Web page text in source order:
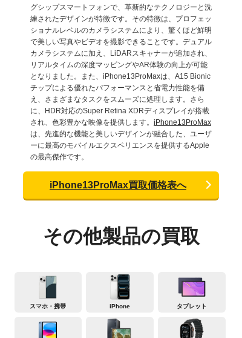
グシップスマートフォンで、革新的なテクノロジーと洗
練されたデザインが特徴です。その特徴は、プロフェッ
ショナルレベルのカメラシステムにより、驚くほど鮮明
で美しい写真やビデオを撮影できることです。デュアル
カメラシステムに加え、LiDARスキャナーが追加され、
リアルタイムの深度マッピングやAR体験の向上が可能
となりました。また、iPhone13ProMaxは、A15 Bionic
チップによる優れたパフォーマンスと省電力性能を備
え、さまざまなタスクをスムーズに処理します。さら
に、HDR対応のSuper Retina XDRディスプレイが搭載
され、色彩豊かな映像を提供します。 iPhone13ProMax
は、先進的な機能と美しいデザインが融合した、ユーザ
ーに最高のモバイルエクスペリエンスを提供するApple
の最高傑作です。
iPhone13ProMax買取価格表へ
その他製品の買取
スマホ・携帯 iPhone タブレット